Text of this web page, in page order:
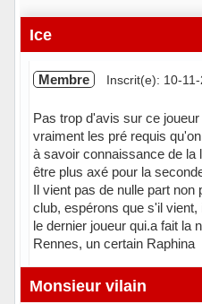
Ice
Membre Inscrit(e): 10-
Pas trop d'avis sur ce
vraiment les pré requis
à savoir connaissance de la
être plus axé pour la
Il vient pas de nulle part non
club, espérons que s'il
le dernier joueur qui.a fait la
Rennes, un certain Raphina
Hors ligne
Monsieur vilain